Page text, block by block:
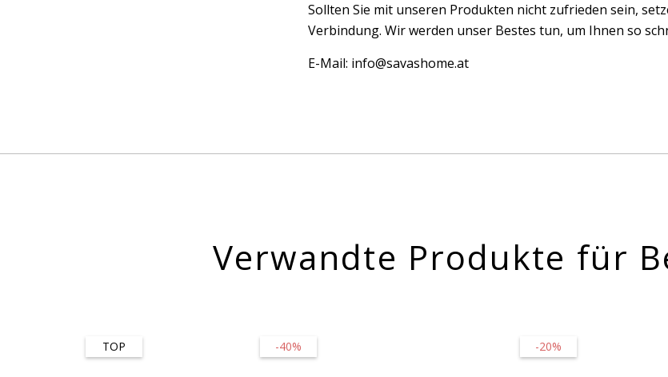
Sollten Sie mit unseren Produkten nicht zufrieden sein,
Verbindung. Wir werden unser Bestes tun, um Ihnen so
E-Mail: info@savashome.at
Verwandte Produkte für
-40%
TOP -20%